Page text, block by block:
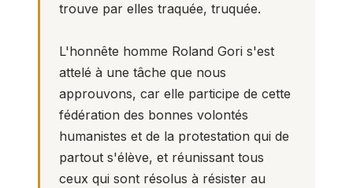
trouve par elles traquée, truquée.
L'honnête homme Roland Gori s'est
attelé à une tâche que nous
approuvons, car elle participe de cette
fédération des bonnes volontés
humanistes et de la protestation qui de
partout s'élève, et réunissant tous
ceux qui sont résolus à résister au